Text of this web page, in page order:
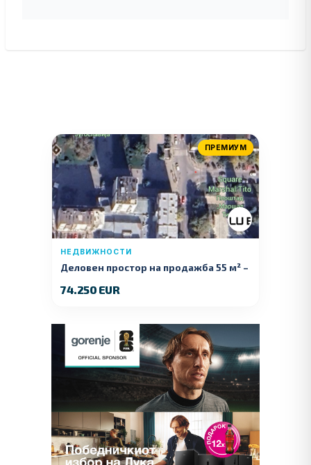
ПРЕМИУМ
НЕДВИЖНОСТИ
Деловен простор на продажба 55 м² –
74.250 EUR